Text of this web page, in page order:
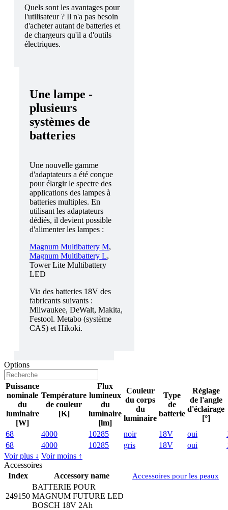
Quels sont les avantages pour
l'utilisateur ? Il n'a pas besoin
d'acheter autant de batteries et
de chargeurs qu'il a d'outils
électriques.
Une lampe -
plusieurs
systèmes de
batteries
Une nouvelle gamme
d'adaptateurs a été conçue
pour élargir le spectre des
applications des lampes à
batteries multiples. En
utilisant les adaptateurs
dédiés, il devient possible
d'alimenter les lampes :
Magnum Multibattery M,
Magnum Multibattery L,
Tower Lite Multibattery
LED
Via des batteries 18V des
fabricants suivants :
Milwaukee, DeWalt, Makita,
Festool. Metabo (système
CAS) et Hikoki.
Options
Puissance
nominale
du
luminaire
[W]
Température
de couleur
[K]
Flux
lumineux
du
luminaire
[lm]
Couleur
du corps
du
luminaire
Type
de
batterie
Réglage
de l'angle
d'éclairage
[°]
68
4000 10285 noir 18V oui
68
4000 10285 gris 18V oui
Voir plus ↓ Voir moins ↑
Accessoires
Accessoires pour les peaux
Index Accessory name
249150
BATTERIE POUR
MAGNUM FUTURE LED
BOSCH 18V 2Ah